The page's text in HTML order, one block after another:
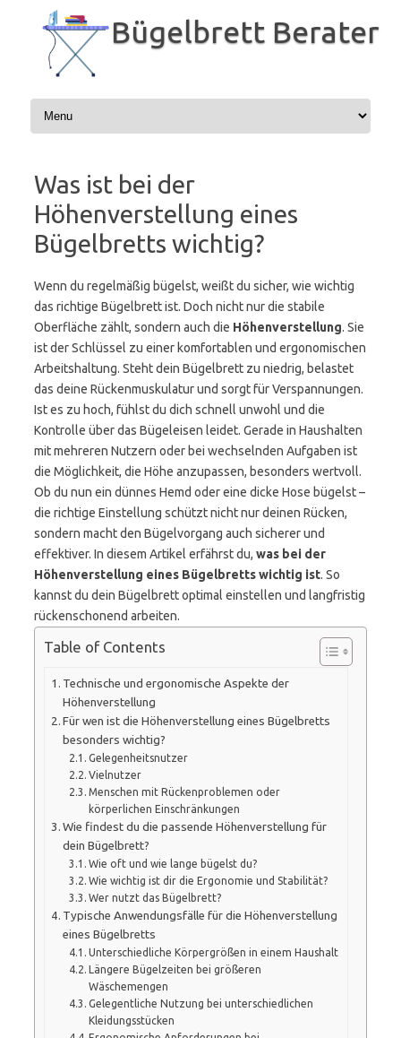
Inhalt
springen
Bügelbrett Berater
Was ist bei der
Höhenverstellung eines
Bügelbretts wichtig?
Wenn du regelmäßig bügelst, weißt du sicher, wie wichtig
das richtige Bügelbrett ist. Doch nicht nur die stabile
Oberfläche zählt, sondern auch die Höhenverstellung. Sie
ist der Schlüssel zu einer komfortablen und ergonomischen
Arbeitshaltung. Steht dein Bügelbrett zu niedrig, belastet
das deine Rückenmuskulatur und sorgt für Verspannungen.
Ist es zu hoch, fühlst du dich schnell unwohl und die
Kontrolle über das Bügeleisen leidet. Gerade in Haushalten
mit mehreren Nutzern oder bei wechselnden Aufgaben ist
die Möglichkeit, die Höhe anzupassen, besonders wertvoll.
Ob du nun ein dünnes Hemd oder eine dicke Hose bügelst –
die richtige Einstellung schützt nicht nur deinen Rücken,
sondern macht den Bügelvorgang auch sicherer und
effektiver. In diesem Artikel erfährst du, was bei der
Höhenverstellung eines Bügelbretts wichtig ist. So
kannst du dein Bügelbrett optimal einstellen und langfristig
rückenschonend arbeiten.
Table of Contents
Technische und ergonomische Aspekte der
Höhenverstellung
Für wen ist die Höhenverstellung eines Bügelbretts
besonders wichtig?
Gelegenheitsnutzer
Vielnutzer
Menschen mit Rückenproblemen oder
körperlichen Einschränkungen
Wie findest du die passende Höhenverstellung für
dein Bügelbrett?
Wie oft und wie lange bügelst du?
Wie wichtig ist dir die Ergonomie und Stabilität?
Wer nutzt das Bügelbrett?
Typische Anwendungsfälle für die Höhenverstellung
eines Bügelbretts
Unterschiedliche Körpergrößen in einem Haushalt
Längere Bügelzeiten bei größeren
Wäschemengen
Gelegentliche Nutzung bei unterschiedlichen
Kleidungsstücken